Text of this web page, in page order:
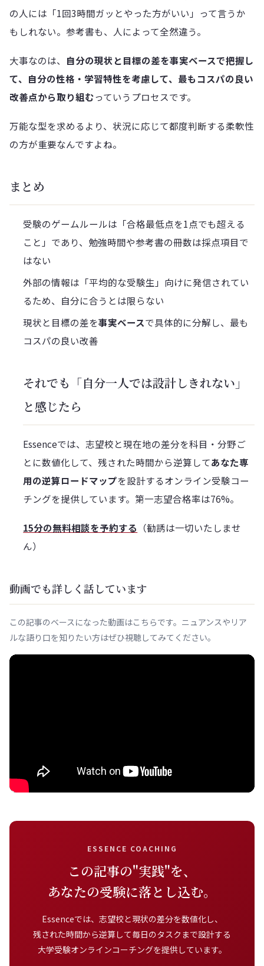
の人には「1回3時間ガッとやった方がいい」って言うか
もしれない。参考書も、人によって全然違う。
大事なのは、 自分の現状と目標の差を事実ベースで把握し
て、自分の性格・学習特性を考慮して、最もコスパの良い
改善点から取り組むっていうプロセスです。
万能な型を求めるより、状況に応じて都度判断する柔軟性
の方が重要なんですよね。
まとめ
受験のゲームルールは「合格最低点を1点でも超える
こと」であり、勉強時間や参考書の冊数は採点項目で
はない
外部の情報は「平均的な受験生」向けに発信されてい
るため、自分に合うとは限らない
現状と目標の差を事実ベースで具体的に分解し、最も
コスパの良い改善
それでも「自分一人では設計しきれない」
と感じたら
Essenceでは、志望校と現在地の差分を科目・分野ご
とに数値化して、残された時間から逆算してあなた専
用の逆算ロードマップを設計するオンライン受験コー
チングを提供しています。第一志望合格率は76%。
15分の無料相談を予約する （勧誘は一切いたしませ
ん）
動画でも詳しく話しています
この記事のベースになった動画はこちらです。ニュアンスやリア
ルな語り口を知りたい方はぜひ視聴してみてください。
ESSENCE COACHING
この記事の"実践"を、
あなたの受験に落とし込む。
Essenceでは、志望校と現状の差分を数値化し、
残された時間から逆算して毎日のタスクまで設計する
大学受験オンラインコーチングを提供しています。